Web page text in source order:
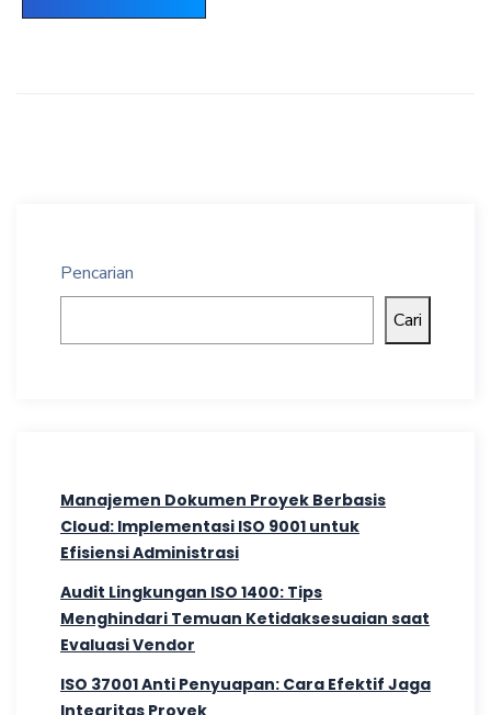
Pencarian
Cari
Manajemen Dokumen Proyek Berbasis
Cloud: Implementasi ISO 9001 untuk
Efisiensi Administrasi
Audit Lingkungan ISO 1400: Tips
Menghindari Temuan Ketidaksesuaian saat
Evaluasi Vendor
ISO 37001 Anti Penyuapan: Cara Efektif Jaga
Integritas Proyek